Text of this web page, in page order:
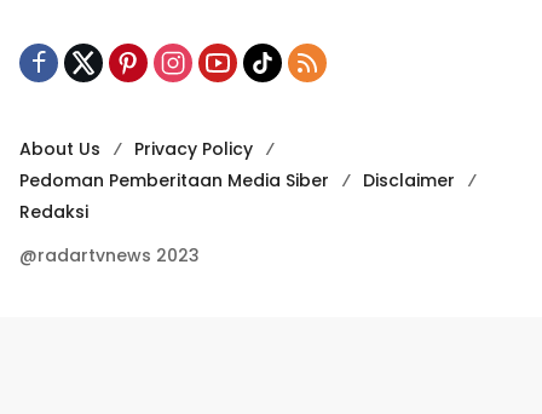
About Us
Privacy Policy
Pedoman Pemberitaan Media Siber
Disclaimer
Redaksi
@radartvnews 2023